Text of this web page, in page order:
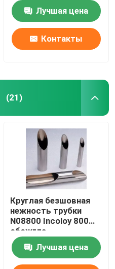
Лучшая цена
Контакты
(21)
Круглая безшовная
нежность трубки
N08800 Incoloy 800
обожгла
Лучшая цена